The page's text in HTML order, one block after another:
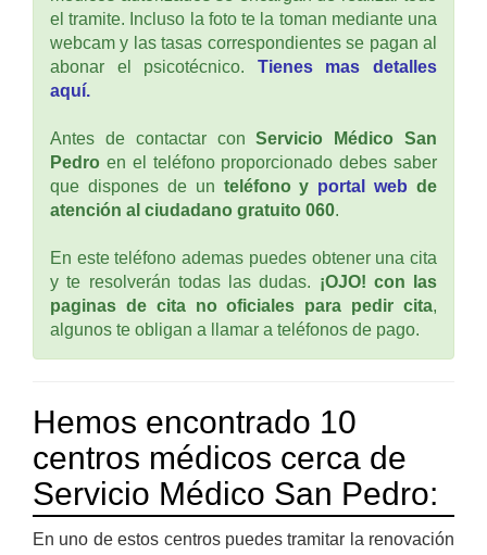
el tramite. Incluso la foto te la toman mediante una
webcam y las tasas correspondientes se pagan al
abonar el psicotécnico. Tienes mas detalles
aquí.
Antes de contactar conServicio Médico San
Pedro en el teléfono proporcionado debes saber
que dispones de un teléfono y portal web de
atención al ciudadano gratuito 060.
En este teléfono ademas puedes obtener una cita
y te resolverán todas las dudas. ¡OJO! con las
paginas de cita no oficiales para pedir cita,
algunos te obligan a llamar a teléfonos de pago.
Hemos encontrado 10
centros médicos cerca de
Servicio Médico San Pedro:
En uno de estos centros puedes tramitar la renovación